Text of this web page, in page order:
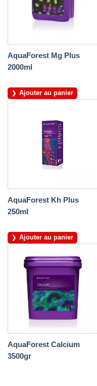
AquaForest Mg Plus
2000ml
Ajouter au panier
AquaForest Kh Plus
250ml
Ajouter au panier
AquaForest Calcium
3500gr